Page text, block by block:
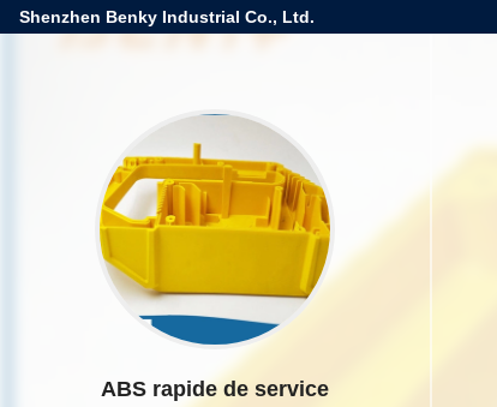
Shenzhen Benky Industrial Co., Ltd.
ABS rapide de service